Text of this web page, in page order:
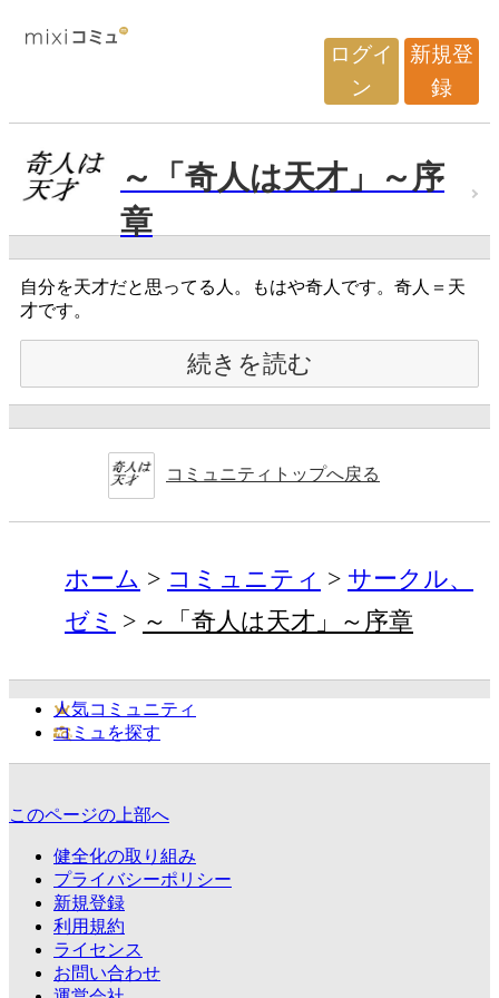
ログイ
ン
新規登
録
～「奇人は天才」～序
章
自分を天才だと思ってる人。もはや奇人です。奇人＝天
才です。
続きを読む
コミュニティトップへ戻る
ホーム コミュニティ
サークル、
ゼミ
～「奇人は天才」～序章
人気コミュニティ
コミュを探す
このページの上部へ
健全化の取り組み
プライバシーポリシー
新規登録
利用規約
ライセンス
お問い合わせ